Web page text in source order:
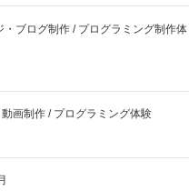
ブログ制作 / プログラミング制作体
画制作 / プログラミング体験